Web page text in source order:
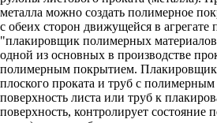
металла можно создать полимерное
с обеих сторон движущейся в
"плакировщик полимерных материалов
одной из основных в производстве
полимерным покрытием. Плакировщик
плоского проката и труб с
поверхность листа или труб к
поверхность, контролирует состояние